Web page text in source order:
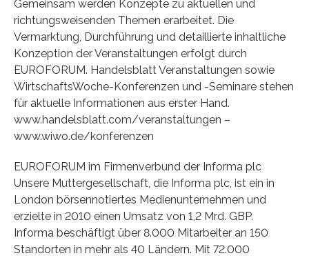
Gemeinsam werden Konzepte zu aktuellen und
richtungsweisenden Themen erarbeitet. Die
Vermarktung, Durchführung und detaillierte inhaltliche
Konzeption der Veranstaltungen erfolgt durch
EUROFORUM. Handelsblatt Veranstaltungen sowie
WirtschaftsWoche-Konferenzen und -Seminare stehen
für aktuelle Informationen aus erster Hand.
www.handelsblatt.com/veranstaltungen –
www.wiwo.de/konferenzen
EUROFORUM im Firmenverbund der Informa plc
Unsere Muttergesellschaft, die Informa plc, ist ein in
London börsennotiertes Medienunternehmen und
erzielte in 2010 einen Umsatz von 1,2 Mrd. GBP.
Informa beschäftigt über 8.000 Mitarbeiter an 150
Standorten in mehr als 40 Ländern. Mit 72.000